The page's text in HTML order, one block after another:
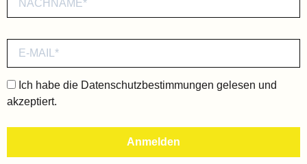
Ich habe die Datenschutzbestimmungen gelesen und
akzeptiert.